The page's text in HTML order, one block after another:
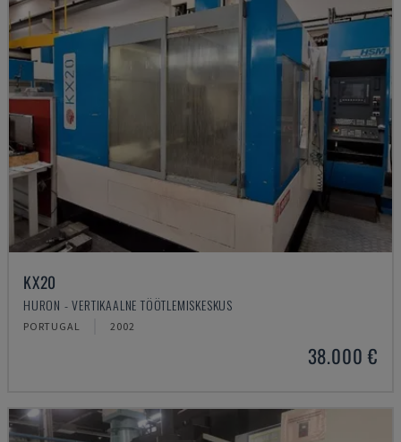
KX20
HURON - VERTIKAALNE TÖÖTLEMISKESKUS
PORTUGAL 2002
38.000 €